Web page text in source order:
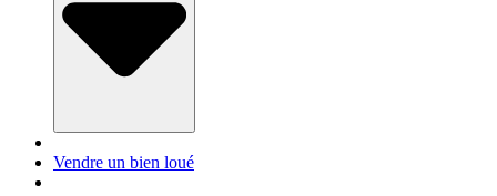
Vendre un bien loué